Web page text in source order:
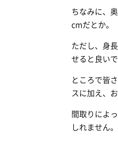
ちなみに、
cmだとか。
ただし、身
せると良いで
ところで皆
スに加え、
間取りによ
しれません。